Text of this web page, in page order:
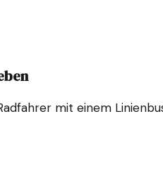
mit einem